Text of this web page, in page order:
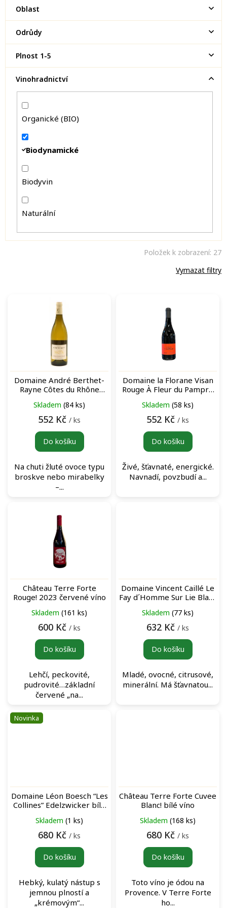
Oblast
Odrůdy
Plnost 1-5
Vinohradnictví
Organické (BIO)
Biodynamické
Biodyvin
Naturální
Vymazat filtry
Položek k zobrazení: 27
o Domaine André Berthet-
Rayne Côtes du Rhône
Skladem (84 ks)
552 Kč / ks
Do košíku
Na chuti žluté ovoce typu
broskve nebo mirabelky
–...
Domaine la Florane Visan
Rouge À Fleur du Pampre
víno
Skladem (58 ks)
552 Kč / ks
Do košíku
Živé, šťavnaté, energické.
Navnadí, povzbudí a...
Château Terre Forte
Rouge! 2023 červené víno
Skladem (161 ks)
600 Kč / ks
Do košíku
Lehčí, peckovité,
pudrovité…základní
červené „na...
Domaine Vincent Caillé Le
Fay d´Homme Sur Lie Blanc
Skladem (77 ks)
632 Kč / ks
Do košíku
Mladé, ovocné, citrusové,
minerální. Má šťavnatou...
Novinka
Domaine Léon Boesch “Les
Collines” Edelzwicker bílé
Skladem (1 ks)
680 Kč / ks
Do košíku
Hebký, kulatý nástup s
jemnou plností a
„krémovým“...
Château Terre Forte Cuvee
Blanc! bílé víno
Skladem (168 ks)
680 Kč / ks
Do košíku
Toto víno je ódou na
Provence. V Terre Forte
ho...